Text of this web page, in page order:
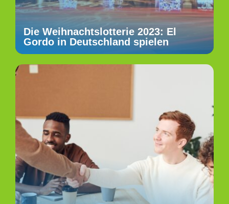
Die Weihnachtslotterie 2023: El
Gordo in Deutschland spielen